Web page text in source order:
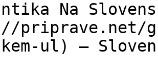
Na
priprave.net/
ul) —